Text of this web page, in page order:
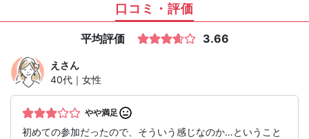
口コミ・評価
平均評価 3.66
え さん
40代｜女性
やや満足
初めての参加だったので、そういう感じなのか…ということ